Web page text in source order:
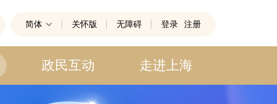
简体 关怀版 无障碍 登录 注册
政民互动 走进上海